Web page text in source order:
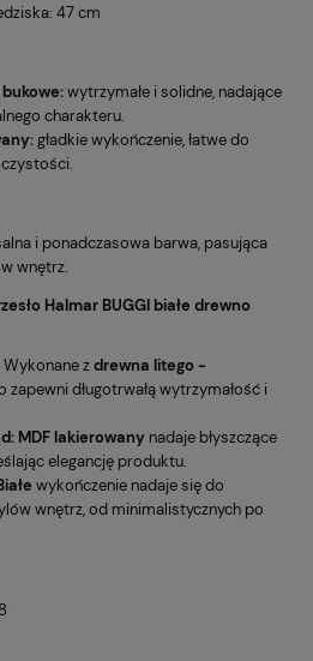
47 cm
wytrzymałe i solidne, nadające
charakteru.
gładkie wykończenie, łatwe do
i ponadczasowa barwa, pasująca
wnętrz.
Halmar BUGGI białe drewno
Wykonane zdrewna litego -
zapewni długotrwałą wytrzymałość i
MDF lakierowany nadaje błyszczące
elegancję produktu.
wykończenie nadaje się do
wnętrz, od minimalistycznych po